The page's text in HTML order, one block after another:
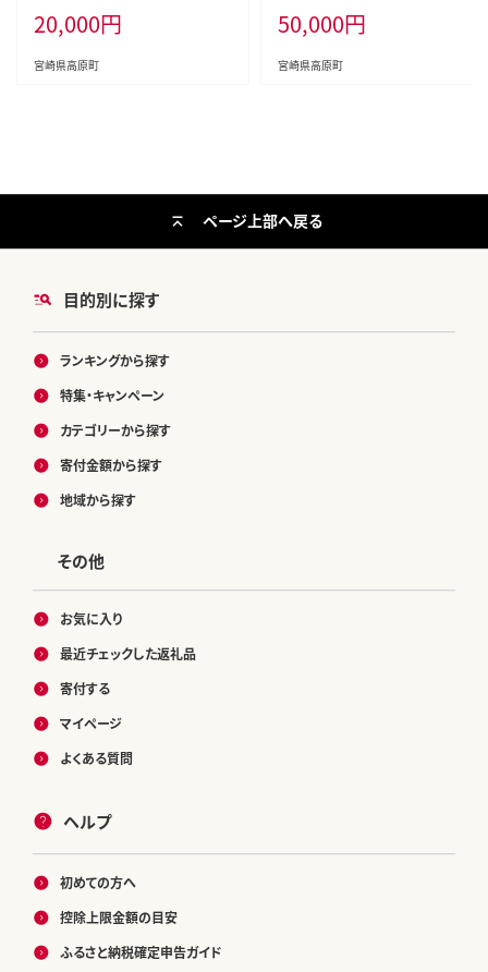
万能食材 生姜焼き しゃぶしゃぶ ハ
ンバーグ 餃子 肉巻き ミートソース
麻婆豆腐] TF0768-P00070
20,000円
宮崎県高原町
ブランド牛 お肉 ステーキ 焼肉 500
00円 5万円］ TF0684-P00020
50,000円
宮崎県高原町
目的別に探す
ランキングから探す
特集・キャンペーン
カテゴリーから探す
寄付金額から探す
地域から探す
その他
お気に入り
最近チェックした返礼品
寄付する
マイページ
よくある質問
ヘルプ
初めての方へ
控除上限金額の目安
ふるさと納税確定申告ガイド
ページ上部へ戻る